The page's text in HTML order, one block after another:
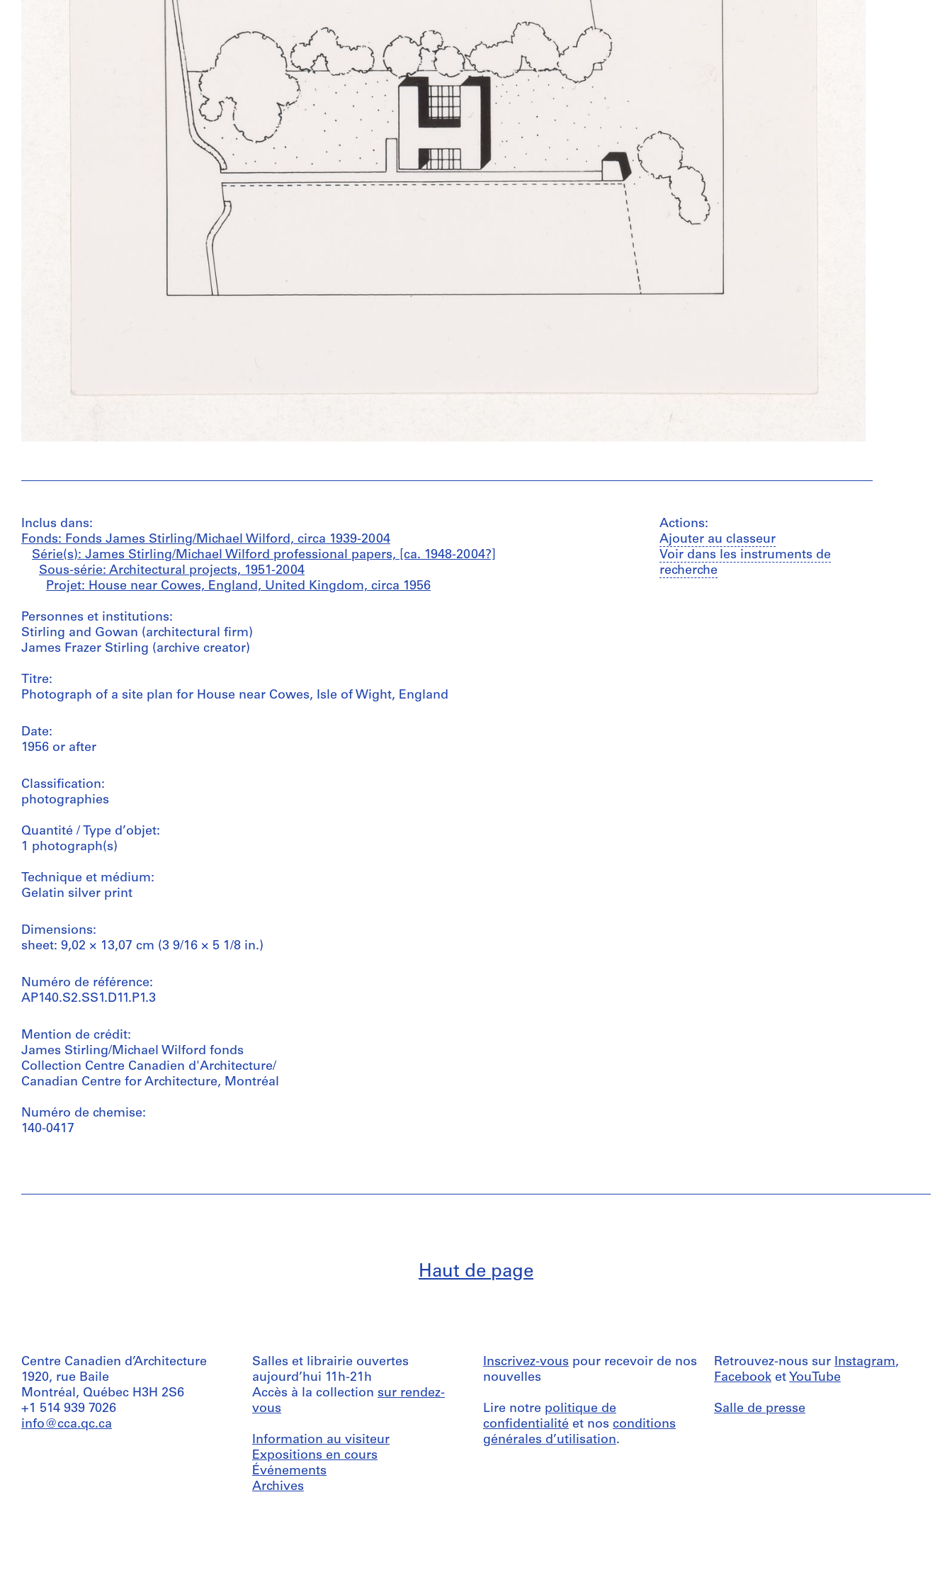
Inclus dans:
Fonds: Fonds James Stirling/Michael Wilford, circa 1939-2004
Série(s): James Stirling/Michael Wilford professional papers, [ca. 1948-2004?]
Sous-série: Architectural projects, 1951-2004
Projet: House near Cowes, England, United Kingdom, circa 1956
Personnes et institutions:
Stirling and Gowan (architectural firm)
James Frazer Stirling (archive creator)
Titre:
Photograph of a site plan for House near Cowes, Isle of Wight, England
Date:
1956 or after
Classification:
photographies
Quantité / Type d’objet:
1 photograph(s)
Technique et médium:
Gelatin silver print
Dimensions:
sheet: 9,02 × 13,07 cm (3 9/16 × 5 1/8 in.)
Numéro de référence:
AP140.S2.SS1.D11.P1.3
Mention de crédit:
James Stirling/Michael Wilford fonds
Collection Centre Canadien d'Architecture/
Canadian Centre for Architecture, Montréal
Numéro de chemise:
140-0417
Actions:
Ajouter au classeur
Voir dans les instruments de
recherche
Haut de page
Centre Canadien d’Architecture
1920, rue Baile
Montréal, Québec H3H 2S6
+1 514 939 7026
info@cca.qc.ca
Salles et librairie ouvertes
aujourd’hui 11h-21h
Accès à la collection sur rendez-
vous
Information au visiteur
Expositions en cours
Événements
Archives
Inscrivez-vous pour recevoir de nos
nouvelles
Lire notre politique de
confidentialité et nos conditions
générales d’utilisation.
Retrouvez-nous sur Instagram,
Facebook et YouTube
Salle de presse